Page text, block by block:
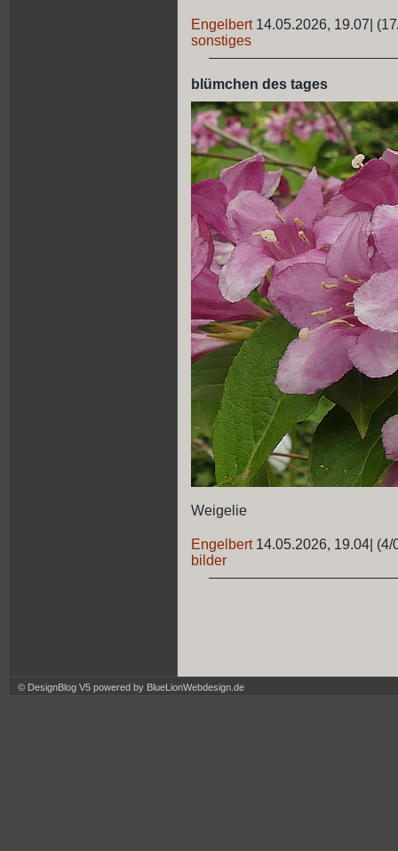
Engelbert 14.05.2026, 19.07
sonstiges
blümchen des tages
Weigelie
Engelbert 14.05.2026, 19.04 (4/
bilder
© DesignBlog V5 powered by BlueLionWebdesign.de